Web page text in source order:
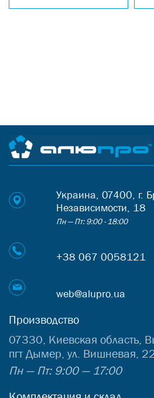
Украина, 07400, г.
Независимости, 18
Пн — Пт: 9:00 - 18:00
+38 067 0058121
web@alupro.ua
Производство
07330, Киевская область,
пгт Дымер, ул. Вишневая,
Пн — Пт: 9:00 — 17:00